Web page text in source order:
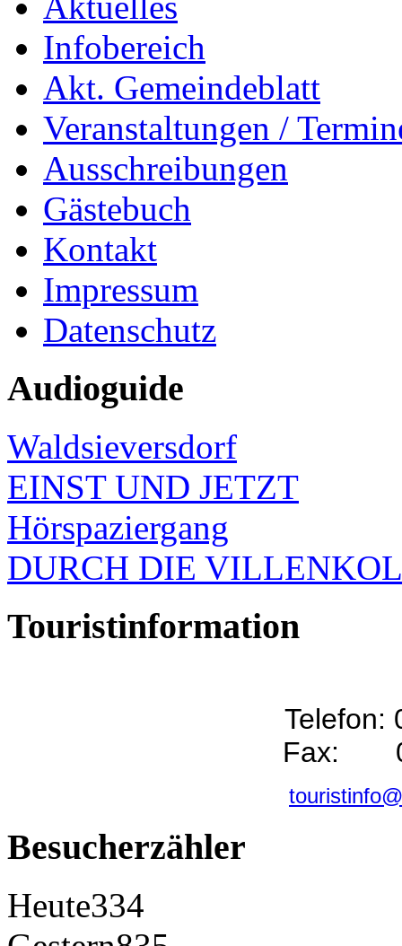
Infobereich
Akt. Gemeindeblatt
Veranstaltungen /
Ausschreibungen
Gästebuch
Kontakt
Impressum
Datenschutz
Audioguide
Waldsieversdorf
EINST UND JETZT
Hörspaziergang
DURCH DIE
Touristinformation
Telefon:
Fax:
Besucherzähler
Heute334